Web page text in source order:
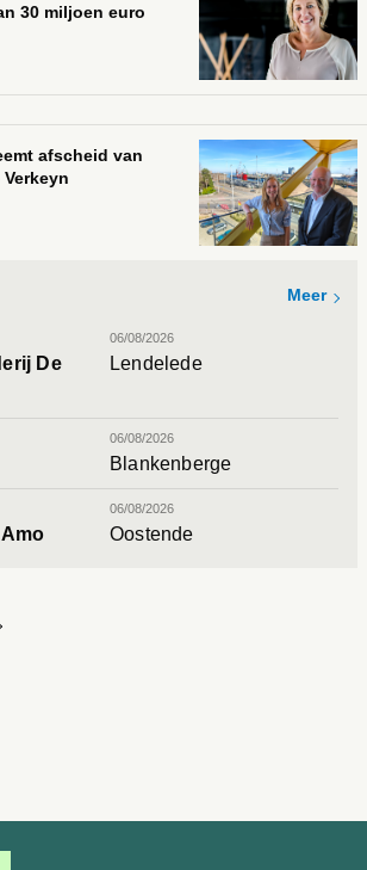
30 miljoen euro
afscheid van
Meer
06/08/2026
De
Lendelede
06/08/2026
Blankenberge
06/08/2026
Oostende